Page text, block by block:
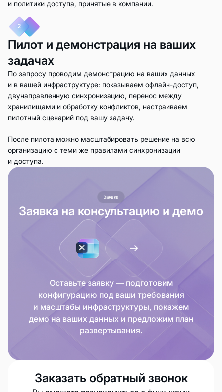
и политики доступа, принятые в компании.
2
Пилот и демонстрация на ваших
задачах
По запросу проводим демонстрацию на ваших данных
и в вашей инфраструктуре: показываем офлайн-доступ,
двунаправленную синхронизацию, перенос между
хранилищами и обработку конфликтов, настраиваем
пилотный сценарий под вашу задачу.
После пилота можно масштабировать решение на всю
организацию с теми же правилами синхронизации
и доступа.
Заявка
Заявка на консультацию и демо
Оставьте заявку — подготовим
конфигурацию под ваши требования
и масштабы инфраструктуры, покажем
демо на ваших данных и предложим план
развертывания.
Заказать обратный звонок